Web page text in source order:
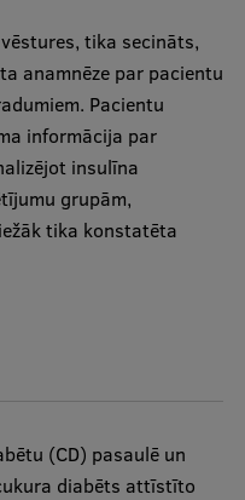
tika secināts,
anamnēze par pacientu
Pacientu
informācija par
insulīna
grupām,
tika konstatēta
(CD) pasaulē un
diabēts attīstīto